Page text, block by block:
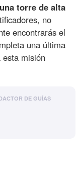
torre de alta
no
encontrarás el
una última
esta misión
DE GUÍAS